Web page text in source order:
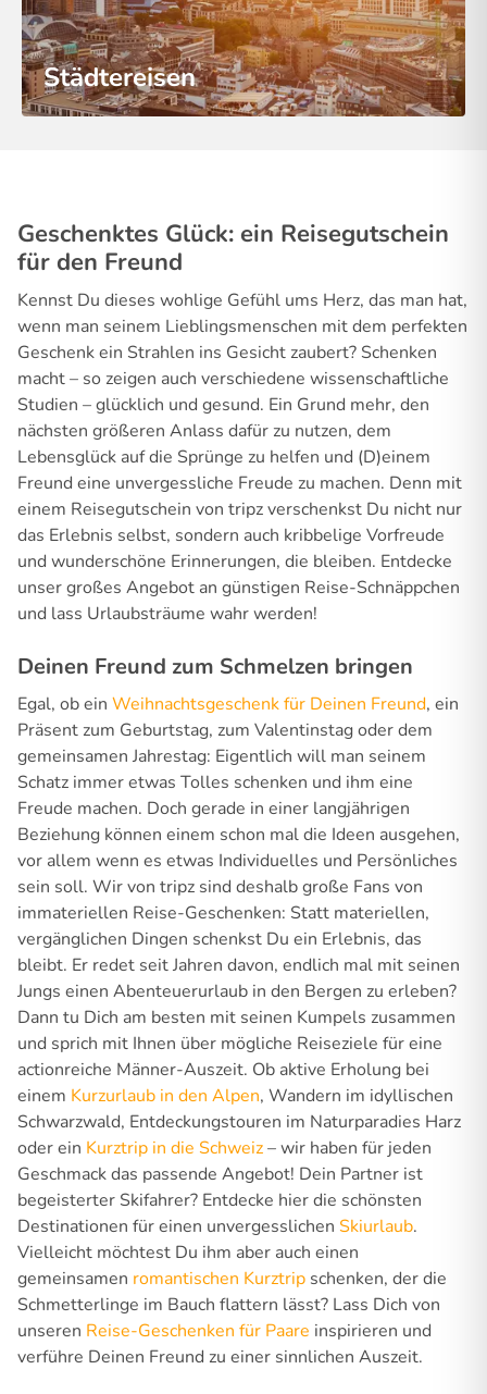
Städtereisen
Geschenktes Glück: ein Reisegutschein
für den Freund
Kennst Du dieses wohlige Gefühl ums Herz, das man hat,
wenn man seinem Lieblingsmenschen mit dem perfekten
Geschenk ein Strahlen ins Gesicht zaubert? Schenken
macht – so zeigen auch verschiedene wissenschaftliche
Studien – glücklich und gesund. Ein Grund mehr, den
nächsten größeren Anlass dafür zu nutzen, dem
Lebensglück auf die Sprünge zu helfen und (D)einem
Freund eine unvergessliche Freude zu machen. Denn mit
einem Reisegutschein von tripz verschenkst Du nicht nur
das Erlebnis selbst, sondern auch kribbelige Vorfreude
und wunderschöne Erinnerungen, die bleiben. Entdecke
unser großes Angebot an günstigen Reise-Schnäppchen
und lass Urlaubsträume wahr werden!
Deinen Freund zum Schmelzen bringen
Egal, ob ein Weihnachtsgeschenk für Deinen Freund, ein
Präsent zum Geburtstag, zum Valentinstag oder dem
gemeinsamen Jahrestag: Eigentlich will man seinem
Schatz immer etwas Tolles schenken und ihm eine
Freude machen. Doch gerade in einer langjährigen
Beziehung können einem schon mal die Ideen ausgehen,
vor allem wenn es etwas Individuelles und Persönliches
sein soll. Wir von tripz sind deshalb große Fans von
immateriellen Reise-Geschenken: Statt materiellen,
vergänglichen Dingen schenkst Du ein Erlebnis, das
bleibt. Er redet seit Jahren davon, endlich mal mit seinen
Jungs einen Abenteuerurlaub in den Bergen zu erleben?
Dann tu Dich am besten mit seinen Kumpels zusammen
und sprich mit Ihnen über mögliche Reiseziele für eine
actionreiche Männer-Auszeit. Ob aktive Erholung bei
einem Kurzurlaub in den Alpen, Wandern im idyllischen
Schwarzwald, Entdeckungstouren im Naturparadies Harz
oder ein Kurztrip in die Schweiz– wir haben für jeden
Geschmack das passende Angebot! Dein Partner ist
begeisterter Skifahrer? Entdecke hier die schönsten
Destinationen für einen unvergesslichen Skiurlaub.
Vielleicht möchtest Du ihm aber auch einen
gemeinsamen romantischen Kurztrip schenken, der die
Schmetterlinge im Bauch flattern lässt? Lass Dich von
unseren Reise-Geschenken für Paare inspirieren und
verführe Deinen Freund zu einer sinnlichen Auszeit.